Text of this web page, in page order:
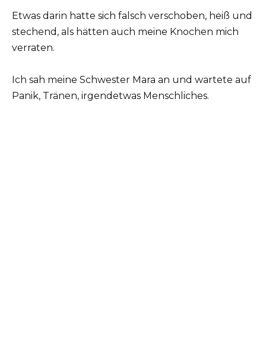
Etwas darin hatte sich falsch verschoben, heiß und
stechend, als hätten auch meine Knochen mich
verraten.
Ich sah meine Schwester Mara an und wartete auf
Panik, Tränen, irgendetwas Menschliches.